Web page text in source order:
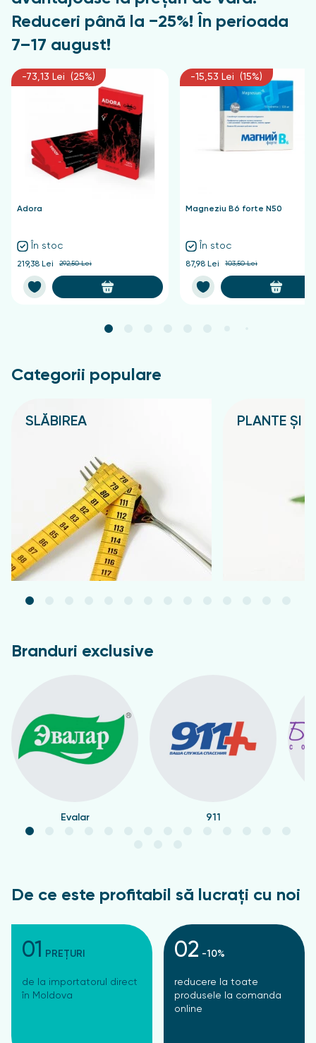
Reduceri până la −25%! În perioada
7–17 august!
-73,13 Lei (25%)
Adora
În stoc
219,38 Lei 292,50 Lei
-15,53 Lei (15%)
Magneziu B6 forte N50
În stoc
87,98 Lei 103,50 Lei
Categorii populare
SLĂBIREA PLANTE ȘI
Branduri exclusive
Evalar 911
De ce este profitabil să lucrați cu noi
01 PREȚURI
de la importatorul direct
în Moldova
02 -10%
reducere la toate
produsele la comanda
online